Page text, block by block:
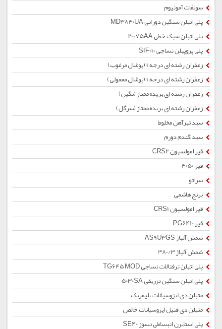
سولفات آمونیوم
پلی اتیلن سنگین دورانی MD3840UA
پلی اتیلن سبک خطی 20075AA
پلی پروپیلن نساجی SIF010
زعفران رشته ای درجه 1 (پوشال مرغوب)
زعفران رشته ای درجه 1 (پوشال معمولی)
زعفران رشته ای بریده ممتاز (نگین)
زعفران رشته ای بریده ممتاز (سرگل)
سبد تیرآهن مخلوط
سبد گندم دورم
قیر امولسیون CRS2
قیر 4050
سراتو
برنج هاشمی
قیر امولسیون CRS1
قیر PG6410
شمش آلیاژ AS9U3GS
شمش آلیاژ 380/3
پلی اتیلن ترفتالات نساجی TG645 MOD
پلی اتیلن سنگین تزریقی 5030SA
متیلن دی ایزوسیانات پلیمریک
متیلن دی فنیل ایزوسیانات خالص
پلی استایرن انبساطی نسوز SE40